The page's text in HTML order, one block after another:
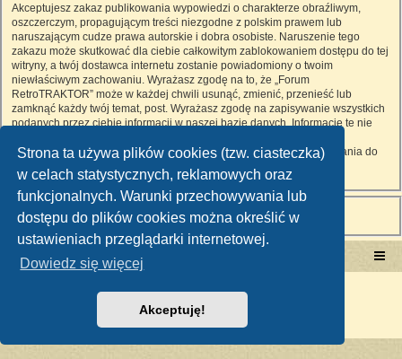
Strona ta używa plików cookies (tzw. ciasteczka)
w celach statystycznych, reklamowych oraz
funkcjonalnych. Warunki przechowywania lub
dostępu do plików cookies można określić w
ustawieniach przeglądarki internetowej.
Dowiedz się więcej
Akceptuję!
Akceptujesz zakaz publikowania wypowiedzi o charakterze obraźliwym,
oszczerczym, propagującym treści niezgodne z polskim prawem lub
naruszającym cudze prawa autorskie i dobra osobiste. Naruszenie tego
zakazu może skutkować dla ciebie całkowitym zablokowaniem dostępu do tej
witryny, a twój dostawca internetu zostanie powiadomiony o twoim
niewłaściwym zachowaniu. Wyrażasz zgodę na to, że „Forum
RetroTRAKTOR” może w każdej chwili usunąć, zmienić, przenieść lub
zamknąć każdy twój temat, post. Wyrażasz zgodę na zapisywanie wszystkich
podanych przez ciebie informacji w naszej bazie danych. Informacje te nie
RetroTRAKTOR”, ani phpBB nie ponosi odpowiedzialności za włamania do
witryny, podczas których może dojść do kradzieży danych.
Portal RetroTRAKTOR.pl
Polski pakiet językowy dostarcza